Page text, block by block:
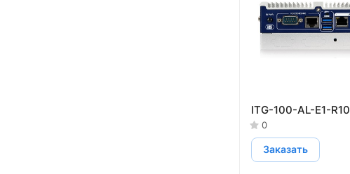
ITG-100-AL-E1-R10
0
Заказать